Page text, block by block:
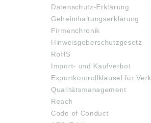
Datenschutz-Erklärung
Geheimhaltungserklärung
Firmenchronik
Hinweisgeberschutzgesetz
RoHS
Import- und Kaufverbot
Exportkontrollklausel für
Qualitätsmanagement
Reach
Code of Conduct